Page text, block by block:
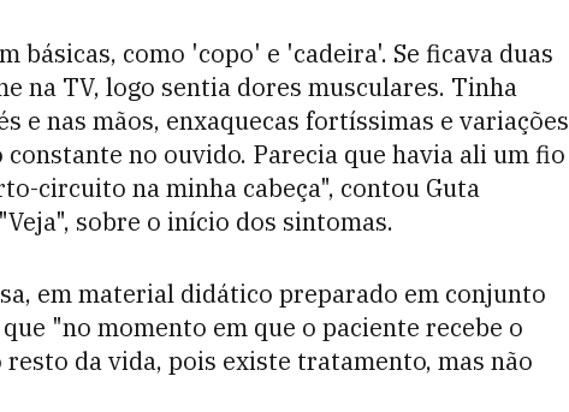
básicas, como 'copo' e 'cadeira'. Se ficava duas
na TV, logo sentia dores musculares. Tinha
e nas mãos, enxaquecas fortíssimas e variações
no ouvido. Parecia que havia ali um fio
circuito na minha cabeça", contou Guta
sobre o início dos sintomas.
em material didático preparado em conjunto
"no momento em que o paciente recebe o
da vida, pois existe tratamento, mas não